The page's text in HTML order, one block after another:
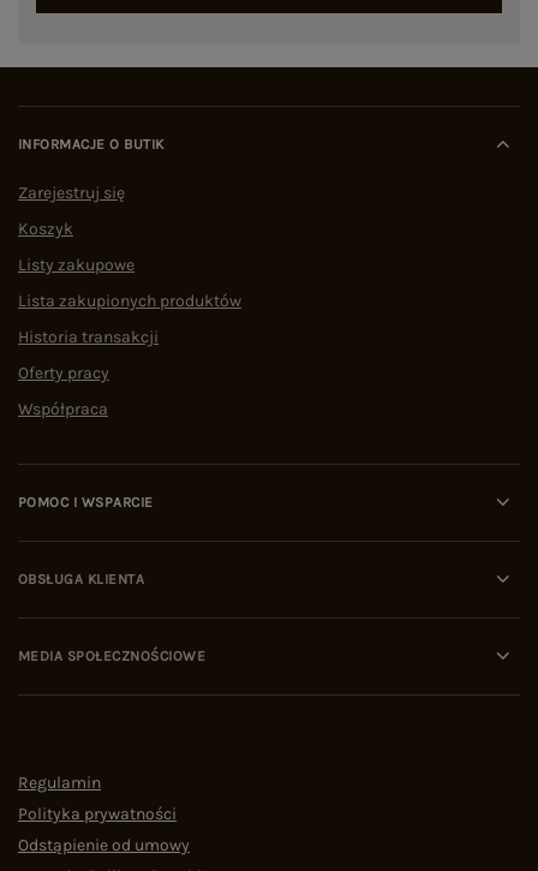
INFORMACJE O BUTIK
Zarejestruj się
Koszyk
Listy zakupowe
Lista zakupionych produktów
Historia transakcji
Oferty pracy
Współpraca
POMOC I WSPARCIE
OBSŁUGA KLIENTA
MEDIA SPOŁECZNOŚCIOWE
Regulamin
Polityka prywatności
Odstąpienie od umowy